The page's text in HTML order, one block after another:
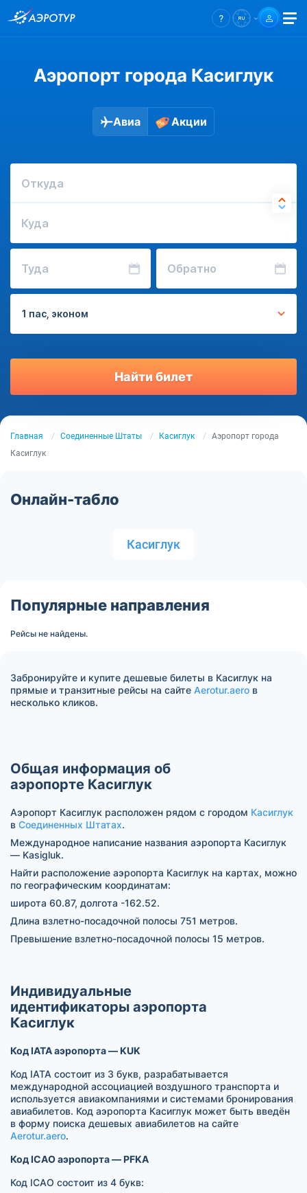
Аэропорт города Касиглук
Авиа Акции
Откуда
Куда
Туда Обратно
1 пас, эконом
Найти билет
Главная Соединенные Штаты Касиглук
Аэропорт города
Касиглук
Онлайн-табло
Касиглук
Популярные направления
Рейсы не найдены.
Забронируйте и купите дешевые билеты в Касиглук на
прямые и транзитные рейсы на сайте Aerotur.aero в
несколько кликов.
Общая информация об
аэропорте Касиглук
Аэропорт Касиглук расположен рядом с городом Касиглук
в Соединенных Штатах.
Международное написание названия аэропорта Касиглук
— Kasigluk.
Найти расположение аэропорта Касиглук на картах, можно
по географическим координатам:
широта 60.87, долгота -162.52.
Длина взлетно-посадочной полосы 751 метров.
Превышение взлетно-посадочной полосы 15 метров.
Индивидуальные
идентификаторы аэропорта
Касиглук
Код IATA аэропорта — KUK
Код IATA состоит из 3 букв, разрабатывается
международной ассоциацией воздушного транспорта и
используется авиакомпаниями и системами бронирования
авиабилетов. Код аэропорта Касиглук может быть введён
в форму поиска дешевых авиабилетов на сайте
Aerotur.aero.
Код ICAO аэропорта — PFKA
Код ICAO состоит из 4 букв: